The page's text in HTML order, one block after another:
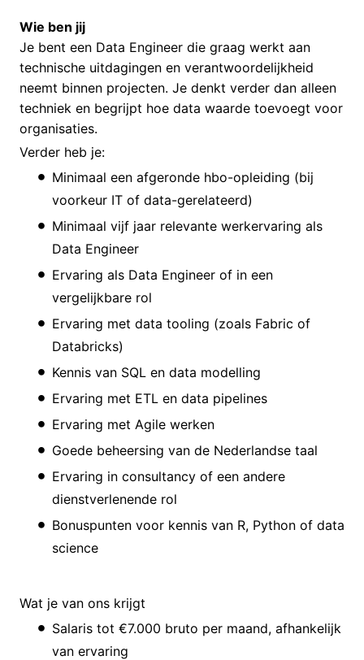
Wie ben jij
Je bent een Data Engineer die graag werkt aan
technische uitdagingen en verantwoordelijkheid
neemt binnen projecten. Je denkt verder dan alleen
techniek en begrijpt hoe data waarde toevoegt voor
organisaties.
Verder heb je:
Minimaal een afgeronde hbo-opleiding (bij
voorkeur IT of data-gerelateerd)
Minimaal vijf jaar relevante werkervaring als
Data Engineer
Ervaring als Data Engineer of in een
vergelijkbare rol
Ervaring met data tooling (zoals Fabric of
Databricks)
Kennis van SQL en data modelling
Ervaring met ETL en data pipelines
Ervaring met Agile werken
Goede beheersing van de Nederlandse taal
Ervaring in consultancy of een andere
dienstverlenende rol
Bonuspunten voor kennis van R, Python of data
science
Wat je van ons krijgt
Salaris tot €7.000 bruto per maand, afhankelijk
van ervaring